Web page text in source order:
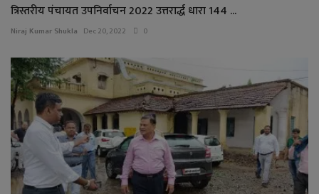
त्रिस्तरीय पंचायत उपनिर्वाचन 2022 उत्तरार्द्ध धारा 144 ...
Niraj Kumar Shukla Dec 20, 2022 0